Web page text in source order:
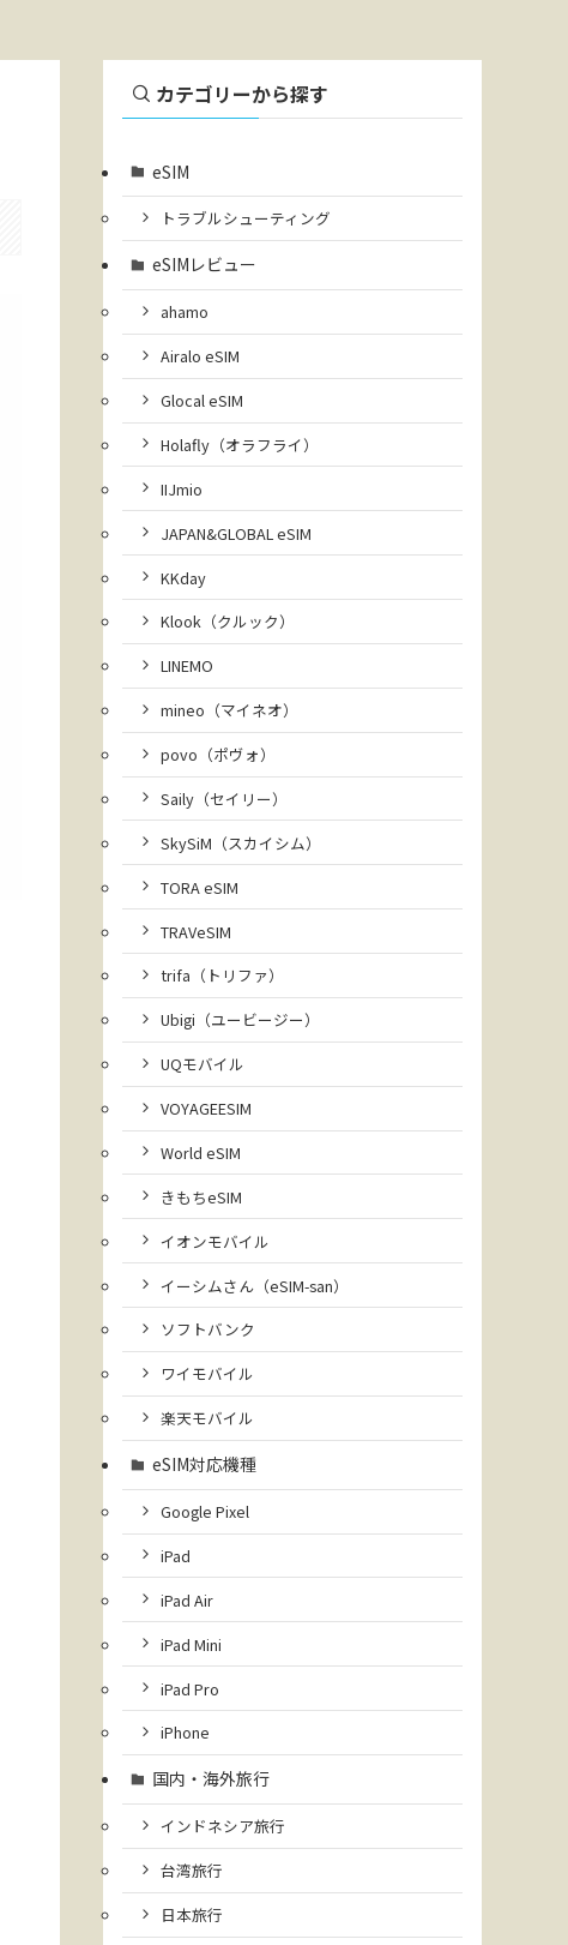
カテゴリーから探す
eSIM
トラブルシューティング
eSIMレビュー
ahamo
Airalo eSIM
Glocal eSIM
Holafly（オラフライ）
IIJmio
JAPAN&GLOBAL eSIM
KKday
Klook（クルック）
LINEMO
mineo（マイネオ）
povo（ポヴォ）
Saily（セイリー）
SkySiM（スカイシム）
TORA eSIM
TRAVeSIM
trifa（トリファ）
Ubigi（ユービージー）
UQモバイル
VOYAGEESIM
World eSIM
きもちeSIM
イオンモバイル
イーシムさん（eSIM-san）
ソフトバンク
ワイモバイル
楽天モバイル
eSIM対応機種
Google Pixel
iPad
iPad Air
iPad Mini
iPad Pro
iPhone
国内・海外旅行
インドネシア旅行
台湾旅行
日本旅行